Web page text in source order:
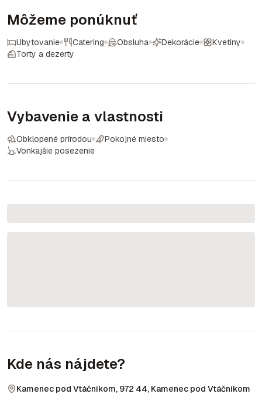
Môžeme ponúknuť
Ubytovanie Catering Obsluha Dekorácie
Kvetiny
Torty a dezerty
Vybavenie a vlastnosti
Obklopené prírodou
Pokojné miesto
Vonkajšie posezenie
Kde nás nájdete?
Kamenec pod Vtáčnikom, 972 44, Kamenec pod Vtáčnikom